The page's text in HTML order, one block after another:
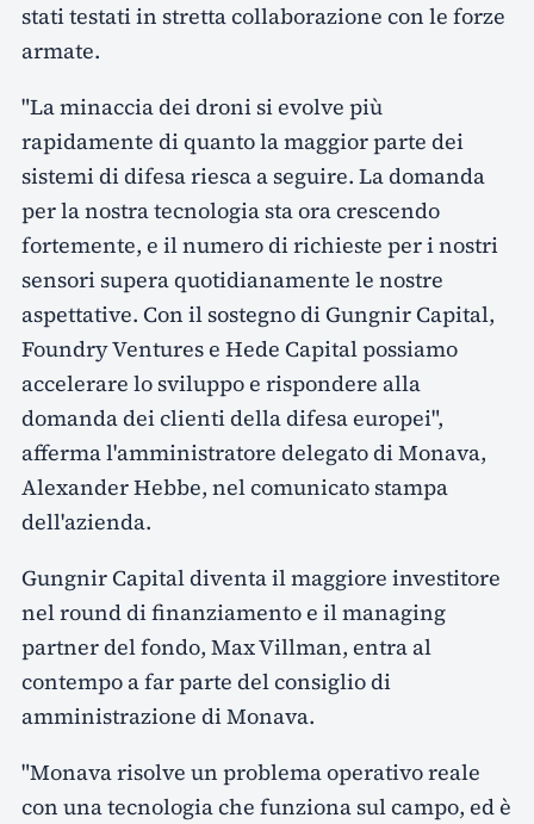
stati testati in stretta collaborazione con le forze
armate.
"La minaccia dei droni si evolve più
rapidamente di quanto la maggior parte dei
sistemi di difesa riesca a seguire. La domanda
per la nostra tecnologia sta ora crescendo
fortemente, e il numero di richieste per i nostri
sensori supera quotidianamente le nostre
aspettative. Con il sostegno di Gungnir Capital,
Foundry Ventures e Hede Capital possiamo
accelerare lo sviluppo e rispondere alla
domanda dei clienti della difesa europei",
afferma l'amministratore delegato di Monava,
Alexander Hebbe, nel comunicato stampa
dell'azienda.
Gungnir Capital diventa il maggiore investitore
nel round di finanziamento e il managing
partner del fondo, Max Villman, entra al
contempo a far parte del consiglio di
amministrazione di Monava.
"Monava risolve un problema operativo reale
con una tecnologia che funziona sul campo, ed è